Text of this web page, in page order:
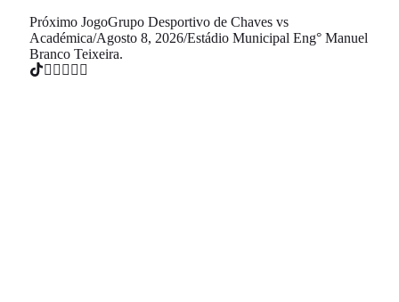
Próximo JogoGrupo Desportivo de Chaves vs
Académica/Agosto 8, 2026/Estádio Municipal Eng° Manuel
Branco Teixeira.